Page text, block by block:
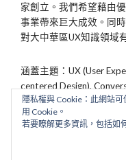
家創立。我們希望藉由
事業帶來巨大成效。同
對大中華區UX知識領域
涵蓋主題：UX (User
centered Design),
Interface), CX (Customer
隱私權與 Cookie：此網站
用 Cookie。
若要瞭解更多資訊，包括如